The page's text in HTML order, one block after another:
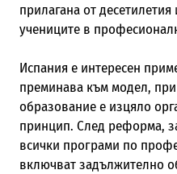
прилагана от
учениците в
Испания е интересен
преминава към модел,
образование е изцяло
принцип. След реформа,
всички програми по
включват задължително